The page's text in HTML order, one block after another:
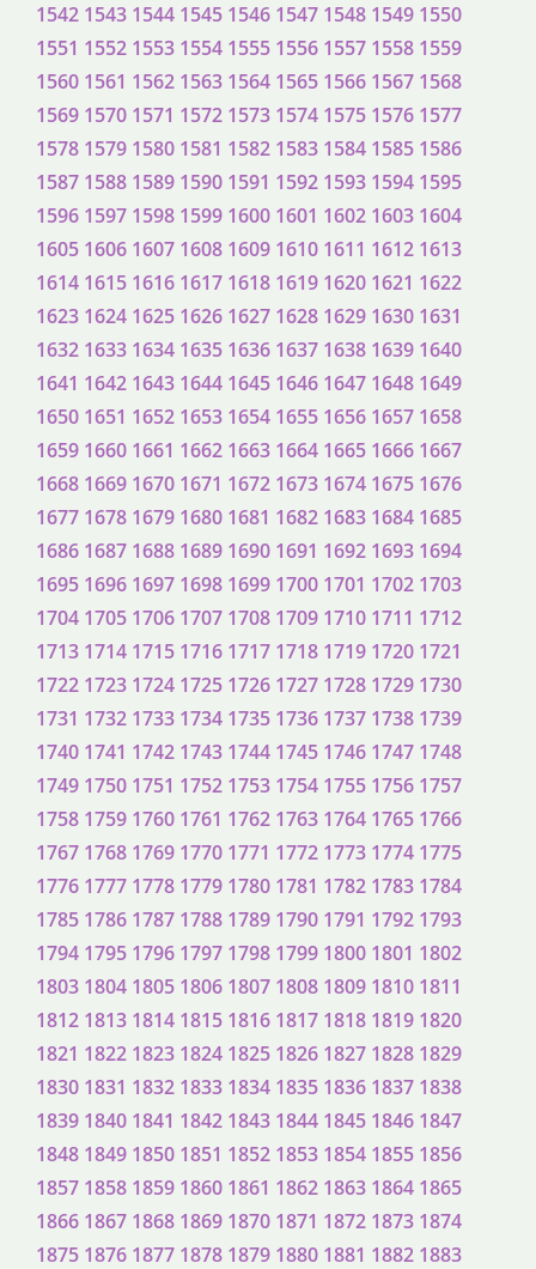
1542 1543 1544 1545 1546 1547 1548 1549 1550
1551 1552 1553 1554 1555 1556 1557 1558 1559
1560 1561 1562 1563 1564 1565 1566 1567 1568
1569 1570 1571 1572 1573 1574 1575 1576 1577
1578 1579 1580 1581 1582 1583 1584 1585 1586
1587 1588 1589 1590 1591 1592 1593 1594 1595
1596 1597 1598 1599 1600 1601 1602 1603 1604
1605 1606 1607 1608 1609 1610 1611 1612 1613
1614 1615 1616 1617 1618 1619 1620 1621 1622
1623 1624 1625 1626 1627 1628 1629 1630 1631
1632 1633 1634 1635 1636 1637 1638 1639 1640
1641 1642 1643 1644 1645 1646 1647 1648 1649
1650 1651 1652 1653 1654 1655 1656 1657 1658
1659 1660 1661 1662 1663 1664 1665 1666 1667
1668 1669 1670 1671 1672 1673 1674 1675 1676
1677 1678 1679 1680 1681 1682 1683 1684 1685
1686 1687 1688 1689 1690 1691 1692 1693 1694
1695 1696 1697 1698 1699 1700 1701 1702 1703
1704 1705 1706 1707 1708 1709 1710 1711 1712
1713 1714 1715 1716 1717 1718 1719 1720 1721
1722 1723 1724 1725 1726 1727 1728 1729 1730
1731 1732 1733 1734 1735 1736 1737 1738 1739
1740 1741 1742 1743 1744 1745 1746 1747 1748
1749 1750 1751 1752 1753 1754 1755 1756 1757
1758 1759 1760 1761 1762 1763 1764 1765 1766
1767 1768 1769 1770 1771 1772 1773 1774 1775
1776 1777 1778 1779 1780 1781 1782 1783 1784
1785 1786 1787 1788 1789 1790 1791 1792 1793
1794 1795 1796 1797 1798 1799 1800 1801 1802
1803 1804 1805 1806 1807 1808 1809 1810 1811
1812 1813 1814 1815 1816 1817 1818 1819 1820
1821 1822 1823 1824 1825 1826 1827 1828 1829
1830 1831 1832 1833 1834 1835 1836 1837 1838
1839 1840 1841 1842 1843 1844 1845 1846 1847
1848 1849 1850 1851 1852 1853 1854 1855 1856
1857 1858 1859 1860 1861 1862 1863 1864 1865
1866 1867 1868 1869 1870 1871 1872 1873 1874
1875 1876 1877 1878 1879 1880 1881 1882 1883